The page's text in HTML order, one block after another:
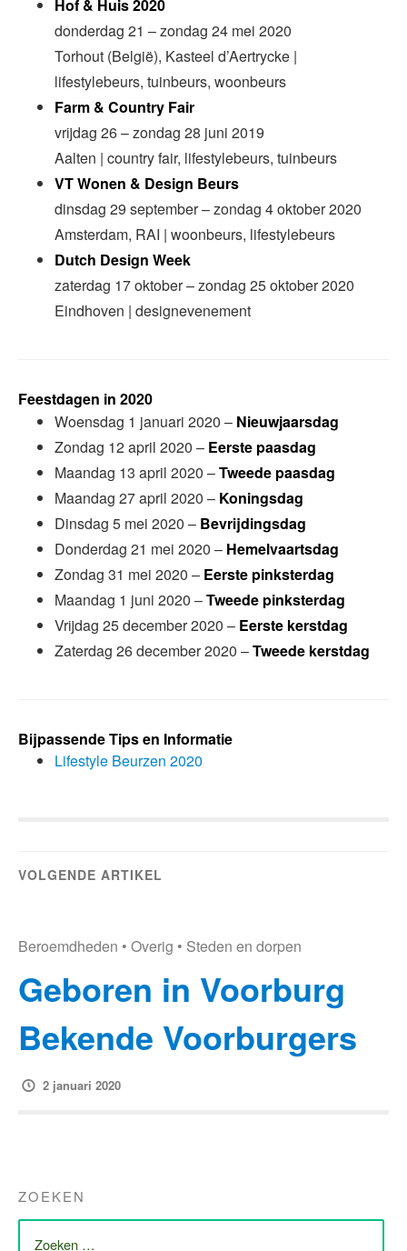
Hof & Huis 2020
donderdag 21 – zondag 24 mei 2020
Torhout (België), Kasteel d’Aertrycke |
lifestylebeurs, tuinbeurs, woonbeurs
Farm & Country Fair
vrijdag 26 – zondag 28 juni 2019
Aalten | country fair, lifestylebeurs, tuinbeurs
VT Wonen & Design Beurs
dinsdag 29 september – zondag 4 oktober 2020
Amsterdam, RAI | woonbeurs, lifestylebeurs
Dutch Design Week
zaterdag 17 oktober – zondag 25 oktober 2020
Eindhoven | designevenement
Feestdagen in 2020
Woensdag 1 januari 2020 – Nieuwjaarsdag
Zondag 12 april 2020 – Eerste paasdag
Maandag 13 april 2020 –Tweede paasdag
Maandag 27 april 2020 – Koningsdag
Dinsdag 5 mei 2020 – Bevrijdingsdag
Donderdag 21 mei 2020 – Hemelvaartsdag
Zondag 31 mei 2020 – Eerste pinksterdag
Maandag 1 juni 2020 –Tweede pinksterdag
Vrijdag 25 december 2020 – Eerste kerstdag
Zaterdag 26 december 2020 –Tweede kerstdag
Bijpassende Tips en Informatie
Lifestyle Beurzen 2020
VOLGENDE ARTIKEL
Beroemdheden • Overig • Steden en dorpen
Geboren in Voorburg
Bekende Voorburgers
2 januari 2020
ZOEKEN
ZOEK
NAAR: